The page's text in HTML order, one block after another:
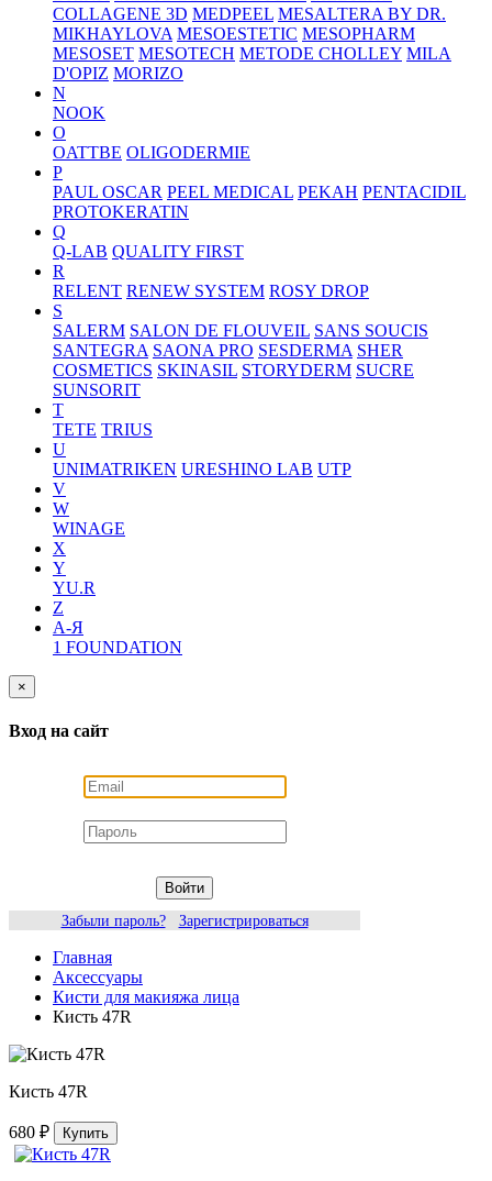
COLLAGENE 3D MEDPEEL MESALTERA BY DR.
MIKHAYLOVA MESOESTETIC MESOPHARM
MESOSET MESOTECH METODE CHOLLEY MILA
D'OPIZ MORIZO
N
NOOK
O
OATTBE OLIGODERMIE
P
PAUL OSCAR PEEL MEDICAL PEKAH PENTACIDIL
PROTOKERATIN
Q
Q-LAB QUALITY FIRST
R
RELENT RENEW SYSTEM ROSY DROP
S
SALERM SALON DE FLOUVEIL SANS SOUCIS
SANTEGRA SAONA PRO SESDERMA SHER
COSMETICS SKINASIL STORYDERM SUCRE
SUNSORIT
T
TETE TRIUS
U
UNIMATRIKEN URESHINO LAB UTP
V
W
WINAGE
X
Y
YU.R
Z
А-Я
1 FOUNDATION
×
Вход на сайт
Войти
Забыли пароль?
Зарегистрироваться
Главная
Аксессуары
Кисти для макияжа лица
Кисть 47R
Кисть 47R
680 ₽ Купить